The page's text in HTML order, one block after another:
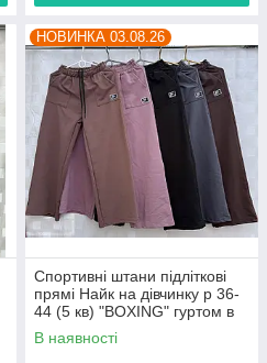
НОВИНКА 03.08.26
Спортивні штани підліткові
прямі Найк на дівчинку р 36-
44 (5 кв) "BOXING" гуртом в
Одесі на 7 км
В наявності